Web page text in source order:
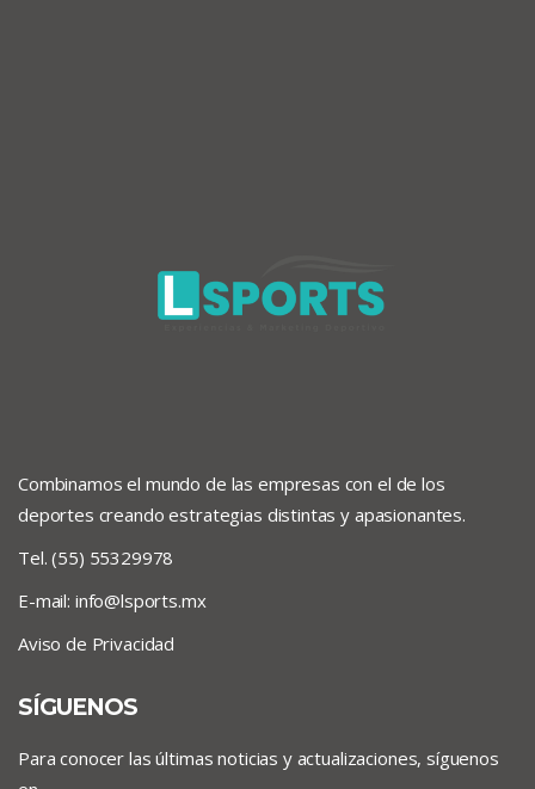
Combinamos el mundo de las empresas con el de los
deportes creando estrategias distintas y apasionantes.
Tel. (55) 55329978
E-mail: info@lsports.mx
Aviso de Privacidad
SÍGUENOS
Para conocer las últimas noticias y actualizaciones, síguenos